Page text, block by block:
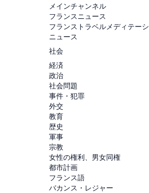
メインチャンネル
フランスニュース
フランストラベルメディテー
ニュース
社会
経済
政治
社会問題
事件・犯罪
外交
教育
歴史
軍事
宗教
女性の権利、男女同権
都市計画
フランス語
バカンス・レジャー